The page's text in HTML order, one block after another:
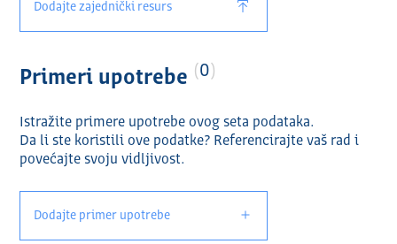
Dodajte zajednički resurs
Primeri upotrebe 0
Istražite primere upotrebe ovog seta podataka.
Da li ste koristili ove podatke? Referencirajte vaš rad i
povećajte svoju vidlјivost.
Dodajte primer upotrebe